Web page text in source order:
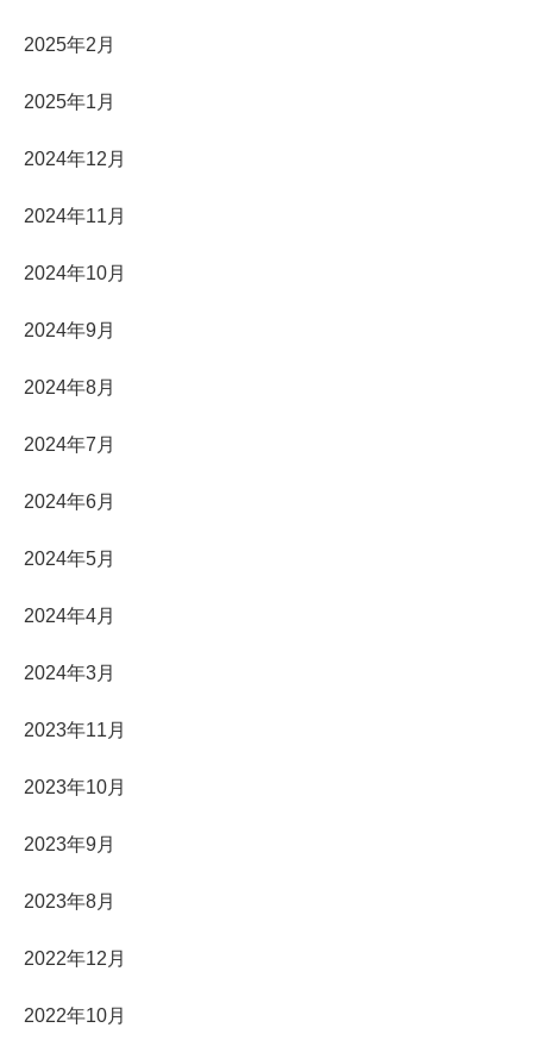
2025年2月
2025年1月
2024年12月
2024年11月
2024年10月
2024年9月
2024年8月
2024年7月
2024年6月
2024年5月
2024年4月
2024年3月
2023年11月
2023年10月
2023年9月
2023年8月
2022年12月
2022年10月